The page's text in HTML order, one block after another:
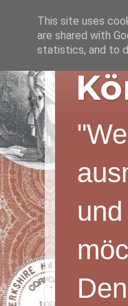
This site uses
are shared with
statistics, and to